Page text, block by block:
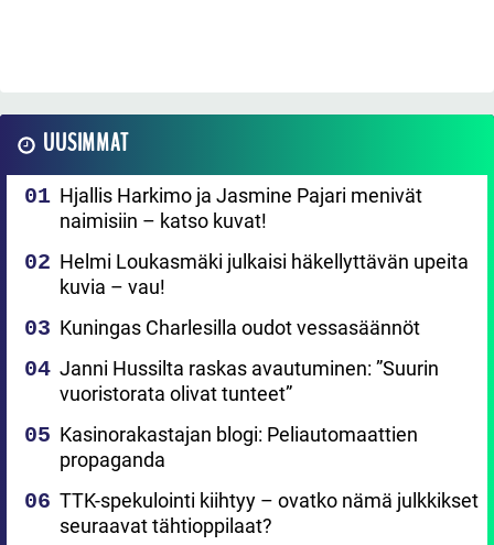
UUSIMMAT
Hjallis Harkimo ja Jasmine Pajari menivät
naimisiin – katso kuvat!
Helmi Loukasmäki julkaisi häkellyttävän upeita
kuvia – vau!
Kuningas Charlesilla oudot vessasäännöt
Janni Hussilta raskas avautuminen: ”Suurin
vuoristorata olivat tunteet”
Kasinorakastajan blogi: Peliautomaattien
propaganda
TTK-spekulointi kiihtyy – ovatko nämä julkkikset
seuraavat tähtioppilaat?